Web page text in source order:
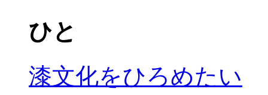
ひと
漆文化をひろめたい